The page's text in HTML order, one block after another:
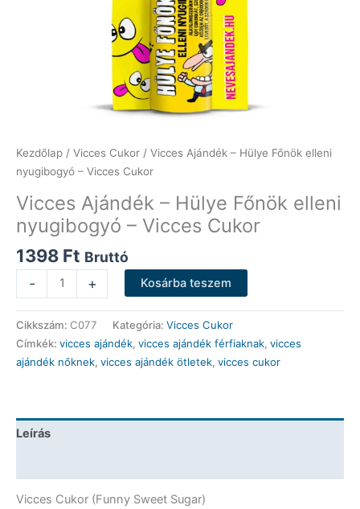
Kezdőlap / Vicces Cukor / Vicces Ajándék – Hülye Főnök elleni
nyugibogyó – Vicces Cukor
Vicces Ajándék – Hülye Főnök elleni
nyugibogyó – Vicces Cukor
1398 Ft Bruttó
-
Ajándék
-
Hülye
Főnök
elleni
Vicces
+ Kosárba teszem
Cikkszám: C077 Kategória: Vicces Cukor
Címkék: vicces ajándék, vicces ajándék férfiaknak, vicces
ajándék nőknek, vicces ajándék ötletek, vicces cukor
Leírás
Vicces Cukor (Funny Sweet Sugar)